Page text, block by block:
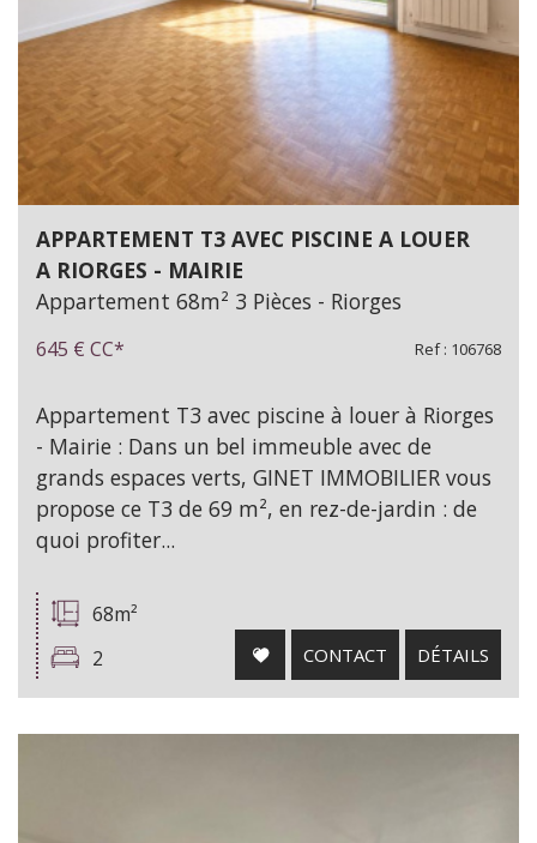
APPARTEMENT T3 AVEC PISCINE A LOUER
A RIORGES - MAIRIE
Appartement 68m² 3 Pièces - Riorges
645 € CC* Ref : 106768
Appartement T3 avec piscine à louer à Riorges
- Mairie : Dans un bel immeuble avec de
grands espaces verts, GINET IMMOBILIER vous
propose ce T3 de 69 m², en rez-de-jardin : de
quoi profiter...
68m²
2
CONTACT DÉTAILS